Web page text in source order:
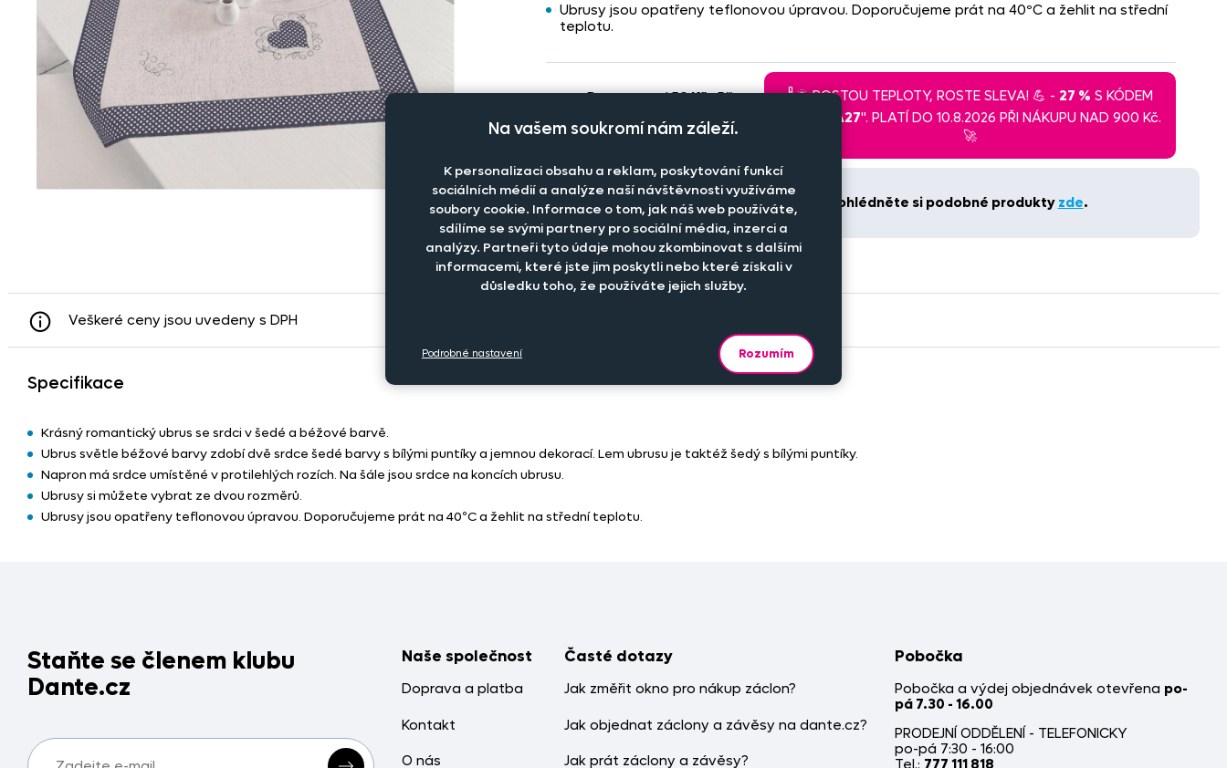
Ubrusy jsou opatřeny teflonovou úpravou. Doporučujeme prát na 40ºC a žehlit na střední
teplotu.
Doprava od59 Kč. Při
zdarma.
🌡️🌞 ROSTOU TEPLOTY, ROSTE SLEVA! 💪 -27 % S KÓDEM
27SLEVA27". PLATÍ DO 10.8.2026 PŘI NÁKUPU NAD 900 Kč.
🚀
Toto zboží nadále není možné koupit. Prohlédněte si podobné produkty zde.
Veškeré ceny jsou uvedeny s DPH
Specifikace
Krásný romantický ubrus se srdci v šedé a béžové barvě.
Ubrus světle béžové barvy zdobí dvě srdce šedé barvy s bílými puntíky a jemnou dekorací. Lem ubrusu je taktéž šedý s bílými puntíky.
Napron má srdce umístěné v protilehlých rozích. Na šále jsou srdce na koncích ubrusu.
Ubrusy si můžete vybrat ze dvou rozměrů.
Ubrusy jsou opatřeny teflonovou úpravou. Doporučujeme prát na 40ºC a žehlit na střední teplotu.
Staňte se členem klubu
Dante.cz
Naše společnost
Doprava a platba
Kontakt
O nás
Časté dotazy
Jak změřit okno pro nákup záclon?
Jak objednat záclony a závěsy na dante.cz?
Jak prát záclony a závěsy?
Pobočka
Pobočka a výdej objednávek otevřena po-
pá 7.30 - 16.00
PRODEJNÍ ODDĚLENÍ - TELEFONICKY
po-pá 7:30 - 16:00
Tel.: 777 111 818
Na vašem soukromí nám záleží.
K personalizaci obsahu a reklam, poskytování funkcí
sociálních médií a analýze naší návštěvnosti využíváme
soubory cookie. Informace o tom, jak náš web používáte,
sdílíme se svými partnery pro sociální média, inzerci a
analýzy. Partneři tyto údaje mohou zkombinovat s dalšími
informacemi, které jste jim poskytli nebo které získali v
důsledku toho, že používáte jejich služby.
Rozumím
Podrobné nastavení